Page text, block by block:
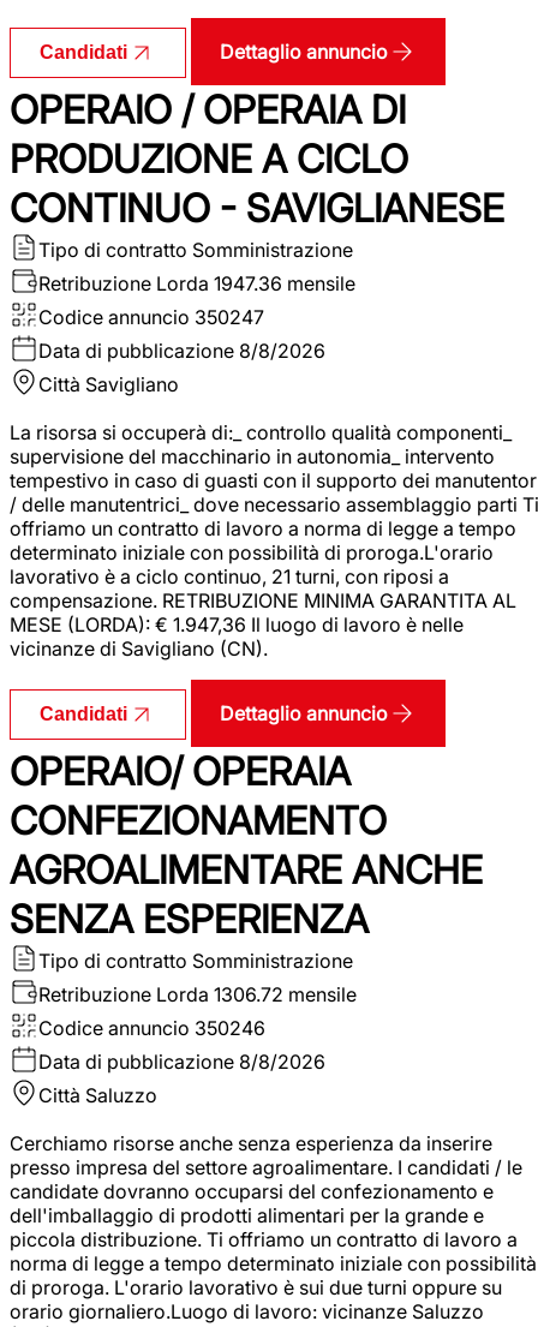
Candidati Dettaglio annuncio
OPERAIO / OPERAIA DI
PRODUZIONE A CICLO
CONTINUO - SAVIGLIANESE
Tipo di contratto Somministrazione
Retribuzione Lorda 1947.36 mensile
Codice annuncio 350247
Data di pubblicazione 8/8/2026
Città Savigliano
La risorsa si occuperà di:_ controllo qualità componenti_
supervisione del macchinario in autonomia_ intervento
tempestivo in caso di guasti con il supporto dei
/ delle manutentrici_ dove necessario assemblaggio parti Ti
offriamo un contratto di lavoro a norma di legge a tempo
determinato iniziale con possibilità di proroga.L'orario
lavorativo è a ciclo continuo, 21 turni, con riposi a
compensazione. RETRIBUZIONE MINIMA GARANTITA AL
MESE (LORDA): € 1.947,36 Il luogo di lavoro è nelle
vicinanze di Savigliano (CN).
Candidati Dettaglio annuncio
OPERAIO/ OPERAIA
CONFEZIONAMENTO
AGROALIMENTARE ANCHE
SENZA ESPERIENZA
Tipo di contratto Somministrazione
Retribuzione Lorda 1306.72 mensile
Codice annuncio 350246
Data di pubblicazione 8/8/2026
Città Saluzzo
Cerchiamo risorse anche senza esperienza da inserire
presso impresa del settore agroalimentare. I candidati / le
candidate dovranno occuparsi del confezionamento e
dell'imballaggio di prodotti alimentari per la grande e
piccola distribuzione. Ti offriamo un contratto di lavoro a
norma di legge a tempo determinato iniziale con possibilità
di proroga. L'orario lavorativo è sui due turni oppure su
orario giornaliero.Luogo di lavoro: vicinanze Saluzzo